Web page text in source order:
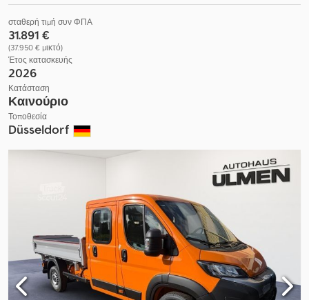
σταθερή τιμή συν ΦΠΑ
31.891 €
(37.950 € μικτό)
Έτος κατασκευής
2026
Κατάσταση
Καινούριο
Τοποθεσία
Düsseldorf